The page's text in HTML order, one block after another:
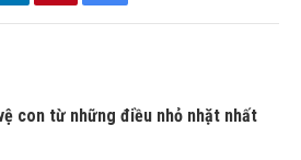
con từ những điều nhỏ nhặt nhất